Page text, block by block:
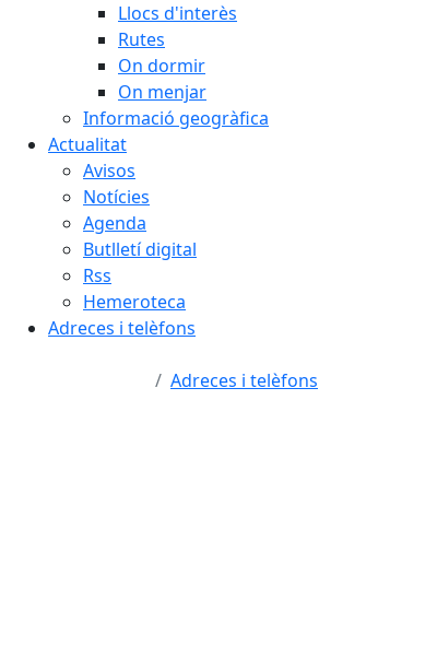
Llocs d'interès
Rutes
On dormir
On menjar
Informació geogràfica
Actualitat
Avisos
Notícies
Agenda
Butlletí digital
Rss
Hemeroteca
Adreces i telèfons
Adreces i telèfons